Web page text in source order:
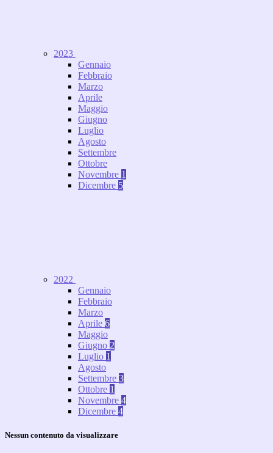
2023
Gennaio
Febbraio
Marzo
Aprile
Maggio
Giugno
Luglio
Agosto
Settembre
Ottobre
Novembre 1
Dicembre 5
2022
Gennaio
Febbraio
Marzo
Aprile 6
Maggio
Giugno 2
Luglio 1
Agosto
Settembre 3
Ottobre 1
Novembre 4
Dicembre 4
Nessun contenuto da visualizzare